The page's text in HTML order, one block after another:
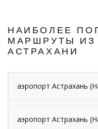
НАИБОЛЕЕ
МАРШРУТЫ ИЗ
АСТРАХАНИ
аэропорт Астрахань
аэропорт Астрахань